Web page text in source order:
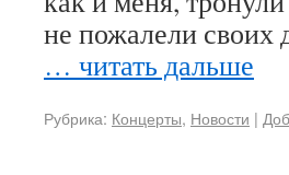
не пожалели своих
… читать дальше
Рубрика: Концерты, Новости |